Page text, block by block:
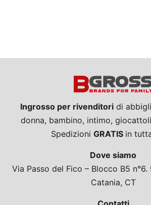
Ingrosso per rivenditoridi
donna, bambino, intimo,
Spedizioni GRATIS in
Dove siamo
Via Passo del Fico – Blocco B5 n°6.
Catania, CT